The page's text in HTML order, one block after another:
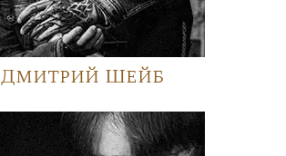
Дмитрий Шейб